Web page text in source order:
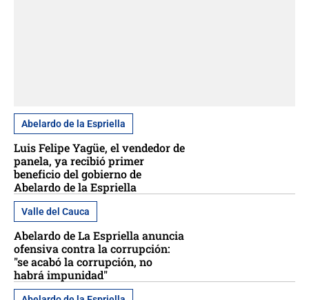
Abelardo de la Espriella
Luis Felipe Yagüe, el vendedor de
panela, ya recibió primer
beneficio del gobierno de
Abelardo de la Espriella
Valle del Cauca
Abelardo de La Espriella anuncia
ofensiva contra la corrupción:
"se acabó la corrupción, no
habrá impunidad"